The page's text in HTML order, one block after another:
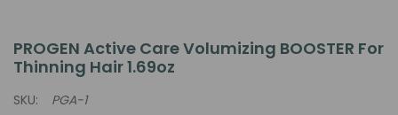
PROGEN Active Care Volumizing BOOSTER For
Thinning Hair 1.69oz
SKU: PGA-1